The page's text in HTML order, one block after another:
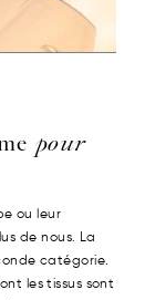
pour
ou leur
de nous. La
catégorie.
les tissus sont